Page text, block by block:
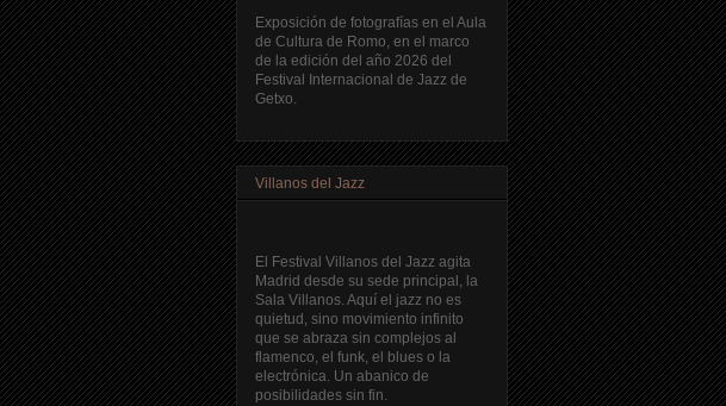
Exposición de fotografías en el Aula
de Cultura de Romo, en el marco
de la edición del año 2026 del
Festival Internacional de Jazz de
Getxo.
Villanos del Jazz
El Festival Villanos del Jazz agita
Madrid desde su sede principal, la
Sala Villanos. Aquí el jazz no es
quietud, sino movimiento infinito
que se abraza sin complejos al
flamenco, el funk, el blues o la
electrónica. Un abanico de
posibilidades sin fin.